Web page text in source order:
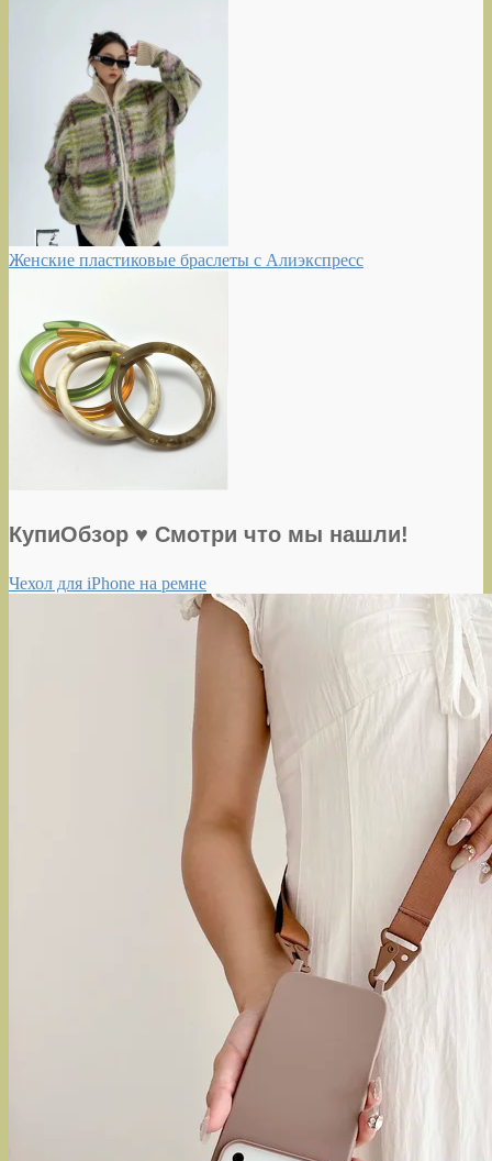
Женские пластиковые браслеты с Алиэкспресс
КупиОбзор ♥ Смотри что мы нашли!
Чехол для iPhone на ремне